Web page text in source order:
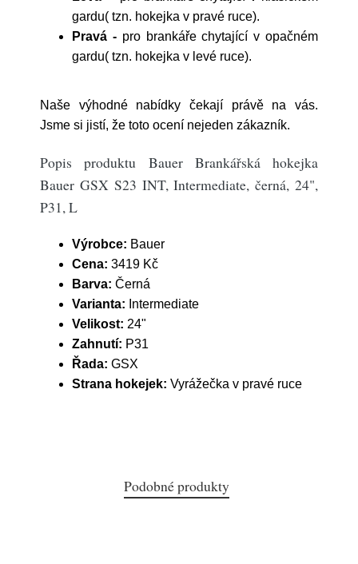
gardu( tzn. hokejka v pravé ruce).
Pravá -pro brankáře chytající v opačném
gardu( tzn. hokejka v levé ruce).
Naše výhodné nabídky čekají právě na vás.
Jsme si jistí, že toto ocení nejeden zákazník.
Popis produktu Bauer Brankářská hokejka
Bauer GSX S23 INT, Intermediate, černá, 24",
P31, L
Výrobce: Bauer
Cena: 3419 Kč
Barva: Černá
Varianta: Intermediate
Velikost: 24"
Zahnutí: P31
Řada: GSX
Strana hokejek: Vyrážečka v pravé ruce
Podobné produkty